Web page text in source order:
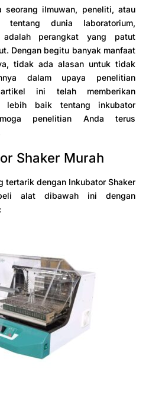
seorang ilmuwan, peneliti, atau
tentang dunia laboratorium,
adalah perangkat yang patut
Dengan begitu banyak manfaat
tidak ada alasan untuk tidak
dalam upaya penelitian
ini telah memberikan
lebih baik tentang inkubator
penelitian Anda terus
Shaker Murah
tertarik dengan Inkubator Shaker
alat dibawah ini dengan